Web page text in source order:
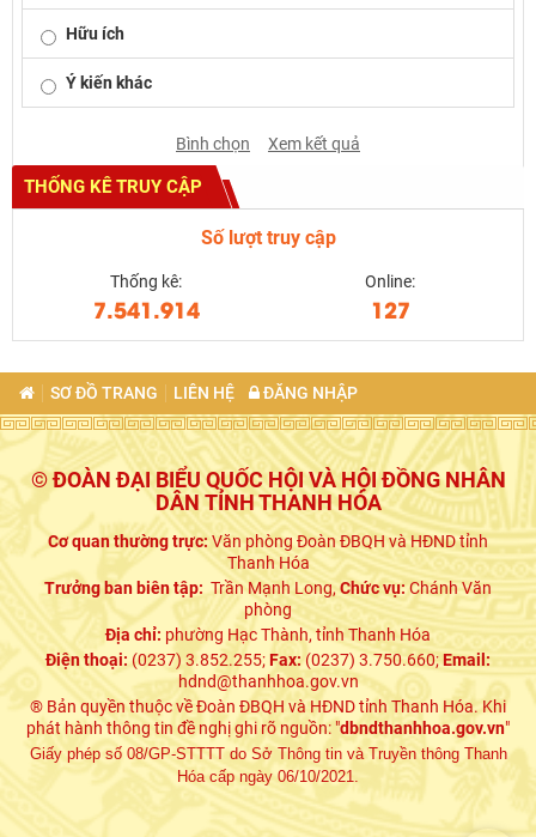
Hữu ích
Ý kiến khác
Bình chọn Xem kết quả
THỐNG KÊ TRUY CẬP
Số lượt truy cập
Thống kê:
7.541.914
Online:
127
SƠ ĐỒ TRANG LIÊN HỆ ĐĂNG NHẬP
© ĐOÀN ĐẠI BIỂU QUỐC HỘI VÀ HỘI ĐỒNG NHÂN
DÂN TỈNH THANH HÓA
Cơ quan thường trực:Văn phòng Đoàn ĐBQH và HĐND tỉnh
Thanh Hóa
Trưởng ban biên tập: Trần Mạnh Long,Chức vụ:Chánh Văn
phòng
Địa chỉ: phường Hạc Thành, tỉnh Thanh Hóa
Điện thoại: (0237) 3.852.255;Fax:(0237) 3.750.660;Email:
hdnd@thanhhoa.gov.vn
® Bản quyền thuộc về Đoàn ĐBQH và HĐND tỉnh Thanh Hóa. Khi
phát hành thông tin đề nghị ghi rõ nguồn: "dbndthanhhoa.gov.vn"
Giấy phép số 08/GP-STTTT do Sở Thông tin và Truyền thông Thanh
Hóa cấp ngày 06/10/2021.